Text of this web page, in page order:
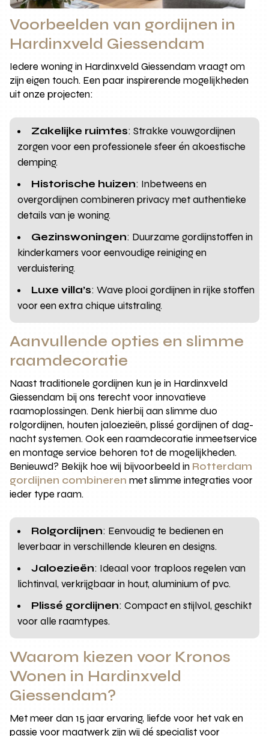
Voorbeelden van gordijnen in
Hardinxveld Giessendam
Iedere woning in Hardinxveld Giessendam vraagt om
zijn eigen touch. Een paar inspirerende mogelijkheden
uit onze projecten:
Zakelijke ruimtes: Strakke vouwgordijnen
zorgen voor een professionele sfeer én akoestische
demping.
Historische huizen: Inbetweens en
overgordijnen combineren privacy met authentieke
details van je woning.
Gezinswoningen: Duurzame gordijnstoffen in
kinderkamers voor eenvoudige reiniging en
verduistering.
Luxe villa’s: Wave plooi gordijnen in rijke stoffen
voor een extra chique uitstraling.
Aanvullende opties en slimme
raamdecoratie
Naast traditionele gordijnen kun je in Hardinxveld
Giessendam bij ons terecht voor innovatieve
raamoplossingen. Denk hierbij aan slimme duo
rolgordijnen, houten jaloezieën, plissé gordijnen of dag-
nacht systemen. Ook een raamdecoratie inmeetservice
en montage service behoren tot de mogelijkheden.
Benieuwd? Bekijk hoe wij bijvoorbeeld in Rotterdam
gordijnen combineren met slimme integraties voor
ieder type raam.
Rolgordijnen: Eenvoudig te bedienen en
leverbaar in verschillende kleuren en designs.
Jaloezieën: Ideaal voor traploos regelen van
lichtinval, verkrijgbaar in hout, aluminium of pvc.
Plissé gordijnen: Compact en stijlvol, geschikt
voor alle raamtypes.
Waarom kiezen voor Kronos
Wonen in Hardinxveld
Giessendam?
Met meer dan 15 jaar ervaring, liefde voor het vak en
passie voor maatwerk zijn wij dé specialist voor